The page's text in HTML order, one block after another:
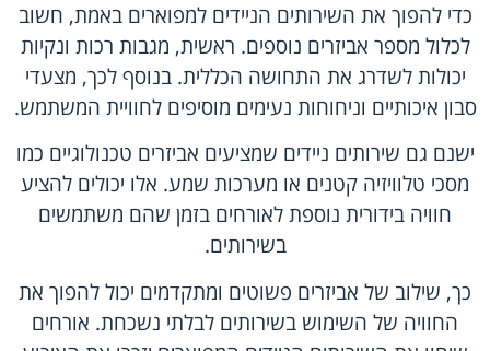
כדי להפוך את השירותים הניידים למפוארים באמת, חשוב
לכלול מספר אביזרים נוספים. ראשית, מגבות רכות ונקיות
יכולות לשדרג את התחושה הכללית. בנוסף לכך, מצעדי
סבון איכותיים וניחוחות נעימים מוסיפים לחוויית המשתמש.
ישנם גם שירותים ניידים שמציעים אביזרים טכנולוגיים כמו
מסכי טלוויזיה קטנים או מערכות שמע. אלו יכולים להציע
חוויה בידורית נוספת לאורחים בזמן שהם משתמשים
בשירותים.
כך, שילוב של אביזרים פשוטים ומתקדמים יכול להפוך את
החוויה של השימוש בשירותים לבלתי נשכחת. אורחים